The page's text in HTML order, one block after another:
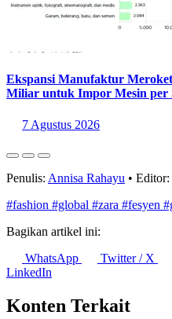
Ekspansi Manufaktur
Miliar untuk Impor Mesin per
7 Agustus 2026
Penulis: Annisa Rahayu • Editor:
#fashion #global #zara #fesyen
Bagikan artikel ini:
WhatsApp
Twitter / X
LinkedIn
Konten Terkait